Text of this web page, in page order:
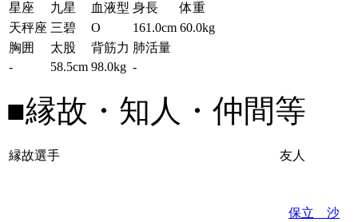
星座 九星 血液型 身長
体重
天秤座 三碧 O 161.0cm 60.0kg
胸囲
太股 背筋力 肺活量
-
58.5cm 98.0kg -
■縁故・知人・仲間等
縁故選手 友人
保立 沙